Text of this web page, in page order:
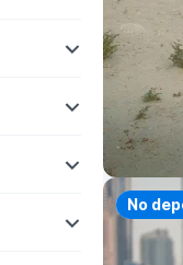
No